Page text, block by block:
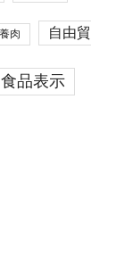
肉 自由貿
食品表示